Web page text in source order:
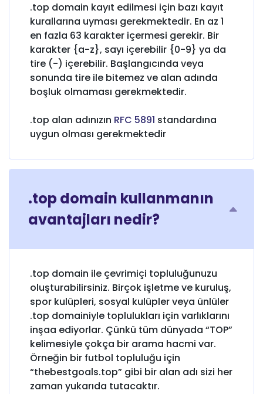
.top domain kayıt edilmesi için bazı kayıt
kurallarına uyması gerekmektedir. En az 1
en fazla 63 karakter içermesi gerekir. Bir
karakter {a-z}, sayı içerebilir {0-9} ya da
tire (-) içerebilir. Başlangıcında veya
sonunda tire ile bitemez ve alan adında
boşluk olmaması gerekmektedir.
.top alan adınızın RFC 5891 standardına
uygun olması gerekmektedir
.top domain kullanmanın
avantajları nedir?
.top domain ile çevrimiçi topluluğunuzu
oluşturabilirsiniz. Birçok işletme ve kuruluş,
spor kulüpleri, sosyal kulüpler veya ünlüler
.top domainiyle toplulukları için varlıklarını
inşaa ediyorlar. Çünkü tüm dünyada “TOP”
kelimesiyle çokça bir arama hacmi var.
Örneğin bir futbol topluluğu için
“thebestgoals.top” gibi bir alan adı sizi her
zaman yukarıda tutacaktır.